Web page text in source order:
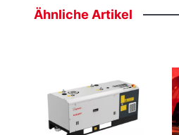
Ähnliche Artikel